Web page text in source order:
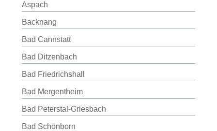
Aspach
Backnang
Bad Cannstatt
Bad Ditzenbach
Bad Friedrichshall
Bad Mergentheim
Bad Peterstal-Griesbach
Bad Schönborn